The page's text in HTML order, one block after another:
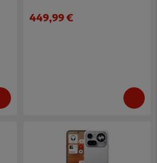
449,99 €